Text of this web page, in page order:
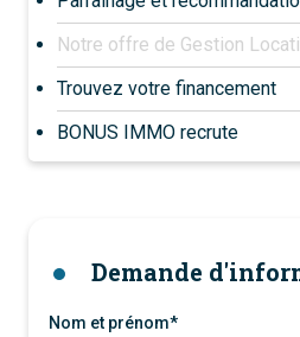
Notre offre de Gestion
Trouvez votre financement
BONUS IMMO recrute
Demande
Nom et prénom*